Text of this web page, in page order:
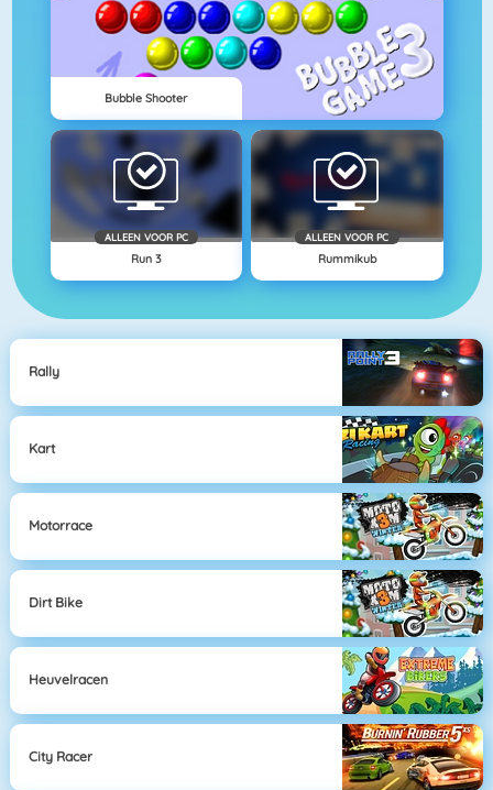
Bubble Shooter
ALLEEN VOOR PC
Run 3
ALLEEN VOOR PC
Rummikub
Rally
Kart
Motorrace
Dirt Bike
Heuvelracen
City Racer